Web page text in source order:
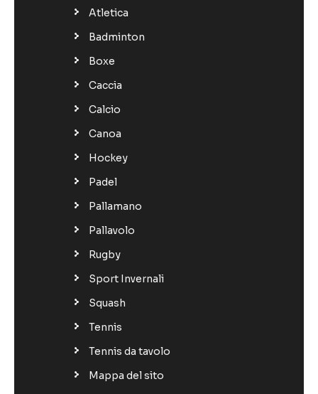
Atletica
Badminton
Boxe
Caccia
Calcio
Canoa
Hockey
Padel
Pallamano
Pallavolo
Rugby
Sport Invernali
Squash
Tennis
Tennis da tavolo
Mappa del sito